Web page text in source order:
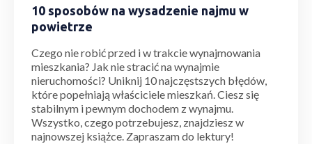
10 sposobów na wysadzenie najmu w
powietrze
Czego nie robić przed i w trakcie wynajmowania
mieszkania? Jak nie stracić na wynajmie
nieruchomości? Uniknij 10 najczęstszych błędów,
które popełniają właściciele mieszkań. Ciesz się
stabilnym i pewnym dochodem z wynajmu.
Wszystko, czego potrzebujesz, znajdziesz w
najnowszej książce. Zapraszam do lektury!